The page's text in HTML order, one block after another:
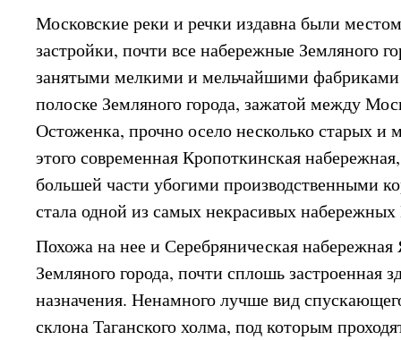
Московские реки и речки издавна были
застройки, почти все набережные Земляного
занятыми мелкими и мельчайшими фабриками
полоске Земляного города, зажатой между
Остоженка, прочно осело несколько старых и
этого современная Кропоткинская
большей части убогими производственными
стала одной из самых некрасивых
Похожа на нее и Серебряническая набережная
Земляного города, почти сплошь
назначения. Ненамного лучше вид
склона Таганского холма, под которым